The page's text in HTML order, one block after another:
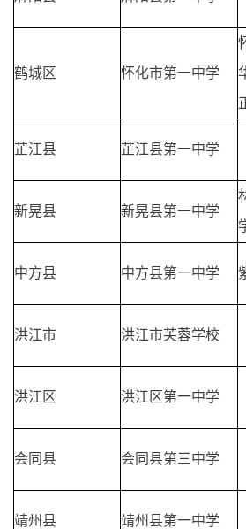
鹤城区 怀化市第一中学
芷江县 芷江县第一中学
新晃县 新晃县第一中学
中方县 中方县第一中学
洪江市 洪江市芙蓉学校
洪江区 洪江区第一中学
会同县 会同县第三中学
靖州县 靖州县第一中学